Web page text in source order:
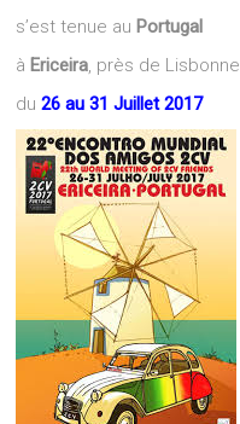
s’est tenue au Portugal
à Ericeira, près de Lisbonne
du26 au 31 Juillet 2017